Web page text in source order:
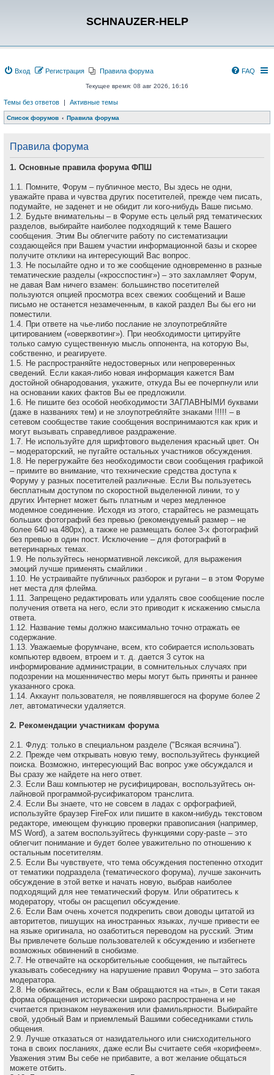
SCHNAUZER-HELP
Вход Регистрация Правила форума FAQ
Текущее время: 08 авг 2026, 16:16
Темы без ответов | Активные темы
Список форумов Правила форума
Правила форума
1. Основные правила форума ФПШ
1.1. Помните, Форум – публичное место, Вы здесь не одни,
уважайте права и чувства других посетителей, прежде чем писать,
подумайте, не заденет и не обидит ли кого-нибудь Ваше письмо.
1.2. Будьте внимательны – в Форуме есть целый ряд тематических
разделов, выбирайте наиболее подходящий к теме Вашего
сообщения. Этим Вы облегчите работу по систематизации
создающейся при Вашем участии информационной базы и скорее
получите отклики на интересующий Вас вопрос.
1.3. Не посылайте одно и то же сообщение одновременно в разные
тематические разделы («кросспостинг») – это захламляет Форум,
не давая Вам ничего взамен: большинство посетителей
пользуются опцией просмотра всех свежих сообщений и Ваше
письмо не останется незамеченным, в какой раздел Вы бы его ни
поместили.
1.4. При ответе на чье-либо послание не злоупотребляйте
цитированием («оверквотинг»). При необходимости цитируйте
только самую существенную мысль оппонента, на которую Вы,
собственно, и реагируете.
1.5. Не распространяйте недостоверных или непроверенных
сведений. Если какая-либо новая информация кажется Вам
достойной обнародования, укажите, откуда Вы ее почерпнули или
на основании каких фактов Вы ее предложили.
1.6. Не пишите без особой необходимости ЗАГЛАВНЫМИ буквами
(даже в названиях тем) и не злоупотребляйте знаками !!!!! – в
сетевом сообществе такие сообщения воспринимаются как крик и
могут вызывать справедливое раздражение.
1.7. Не используйте для шрифтового выделения красный цвет. Он
– модераторский, не пугайте остальных участников обсуждения.
1.8. Не перегружайте без необходимости свои сообщения графикой
– примите во внимание, что технические средства доступа к
Форуму у разных посетителей различные. Если Вы пользуетесь
бесплатным доступом по скоростной выделенной линии, то у
других Интернет может быть платным и через медленное
модемное соединение. Исходя из этого, старайтесь не размещать
больших фотографий без превью (рекомендуемый размер – не
более 640 на 480рх), а также не размещать более 3-х фотографий
без превью в один пост. Исключение – для фотографий в
ветеринарных темах.
1.9. Не пользуйтесь ненормативной лексикой, для выражения
эмоций лучше применять смайлики .
1.10. Не устраивайте публичных разборок и ругани – в этом Форуме
нет места для флейма.
1.11. Запрещено редактировать или удалять свое сообщение после
получения ответа на него, если это приводит к искажению смысла
ответа.
1.12. Название темы должно максимально точно отражать ее
содержание.
1.13. Уважаемые форумчане, всем, кто собирается использовать
компьютер вдвоем, втроем и т. д. дается 3 суток на
информирование администрации, в сомнительных случаях при
подозрении на мошенничество меры могут быть приняты и раннее
указанного срока.
1.14. Аккаунт пользователя, не появлявшегося на форуме более 2
лет, автоматически удаляется.
2. Рекомендации участникам форума
2.1. Флуд: только в специальном разделе ("Всякая всячина").
2.2. Прежде чем открывать новую тему, воспользуйтесь функцией
поиска. Возможно, интересующий Вас вопрос уже обсуждался и
Вы сразу же найдете на него ответ.
2.3. Если Ваш компьютер не русифицирован, воспользуйтесь он-
лайновой программой-русификатором транслита.
2.4. Если Вы знаете, что не совсем в ладах с орфографией,
используйте браузер FireFox или пишите в каком-нибудь текстовом
редакторе, имеющем функцию проверки правописания (например,
MS Word), а затем воспользуйтесь функциями copy-paste – это
облегчит понимание и будет более уважительно по отношению к
остальным посетителям.
2.5. Если Вы чувствуете, что тема обсуждения постепенно отходит
от тематики подраздела (тематического форума), лучше закончить
обсуждение в этой ветке и начать новую, выбрав наиболее
подходящий для нее тематический форум. Или обратитесь к
модератору, чтобы он расщепил обсуждение.
2.6. Если Вам очень хочется подкрепить свои доводы цитатой из
авторитетов, пишущих на иностранных языках, лучше привести ее
на языке оригинала, но озаботиться переводом на русский. Этим
Вы привлечете больше пользователей к обсуждению и избегнете
возможных обвинений в снобизме.
2.7. Не отвечайте на оскоpбительные сообщения, не пытайтесь
указывать собеседнику на наpушение пpавил Форума – это забота
модеpатоpа.
2.8. Не обижайтесь, если к Вам обращаются на «ты», в Сети такая
форма обращения исторически широко распространена и не
считается признаком неуважения или фамильярности. Выбирайте
свой, удобный Вам и приемлемый Вашими собеседниками стиль
общения.
2.9. Лучше отказаться от назидательного или снисходительного
тона в своих посланиях, даже если Вы считаете себя «корифеем».
Уважения этим Вы себе не прибавите, а вот желание общаться
можете отбить.